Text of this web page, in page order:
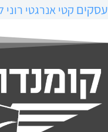
עסקים קטי אנרגטי רוני